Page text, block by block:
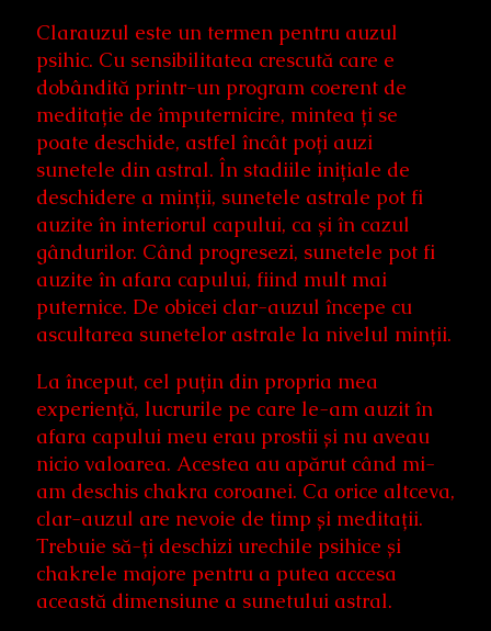
Clarauzul este un termen pentru auzul
psihic. Cu sensibilitatea crescută care e
dobândită printr-un program coerent de
meditație de împuternicire, mintea ți se
poate deschide, astfel încât poți auzi
sunetele din astral. În stadiile inițiale de
deschidere a minții, sunetele astrale pot fi
auzite în interiorul capului, ca și în cazul
gândurilor. Când progresezi, sunetele pot fi
auzite în afara capului, fiind mult mai
puternice. De obicei clar-auzul începe cu
ascultarea sunetelor astrale la nivelul minții.
La început, cel puțin din propria mea
experiență, lucrurile pe care le-am auzit în
afara capului meu erau prostii și nu aveau
nicio valoarea. Acestea au apărut când mi-
am deschis chakra coroanei. Ca orice altceva,
clar-auzul are nevoie de timp și meditații.
Trebuie să-ți deschizi urechile psihice și
chakrele majore pentru a putea accesa
această dimensiune a sunetului astral.